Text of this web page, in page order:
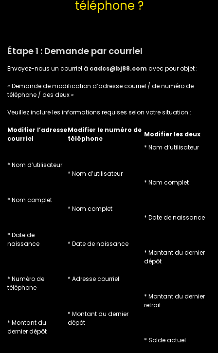
téléphone ?
Étape 1 : Demande par courriel
Envoyez-nous un courriel à cadcs@bj88.com avec pour objet :
« Demande de modification d’adresse courriel / de numéro de
téléphone / des deux »
Veuillez inclure les informations requises selon votre situation :
Modifier l’adresse
courriel
Modifier le numéro de
téléphone
Modifier les deux
* Nom d’utilisateur
* Nom complet
* Date de
naissance
* Numéro de
téléphone
* Montant du
dernier dépôt
* Nom d’utilisateur
* Nom complet
* Date de naissance
* Adresse courriel
* Montant du dernier
dépôt
* Nom d’utilisateur
* Nom complet
* Date de naissance
* Montant du dernier
dépôt
* Montant du dernier
retrait
* Solde actuel